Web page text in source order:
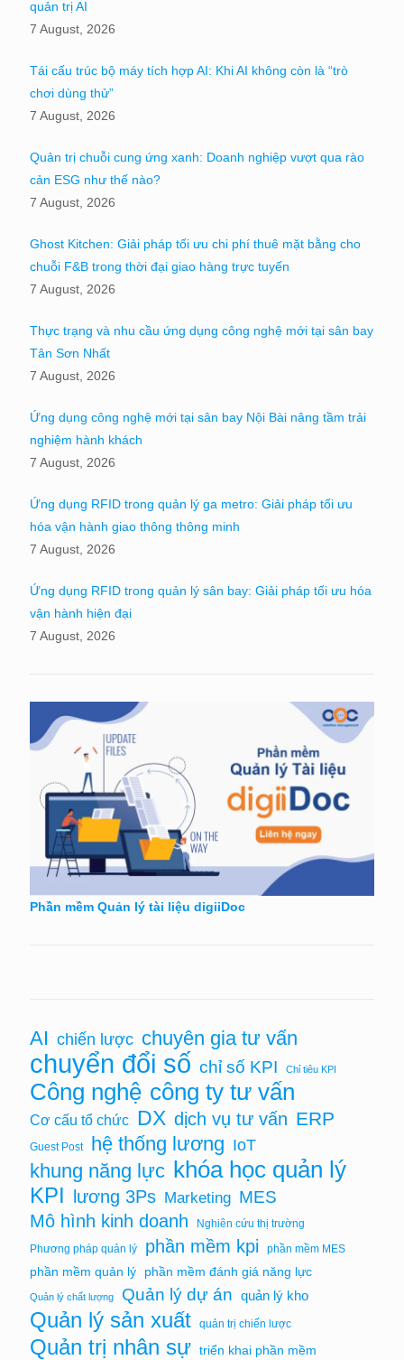
quản trị AI
7 August, 2026
Tái cấu trúc bộ máy tích hợp AI: Khi AI không còn là “trò
chơi dùng thử”
7 August, 2026
Quản trị chuỗi cung ứng xanh: Doanh nghiệp vượt qua rào
cản ESG như thế nào?
7 August, 2026
Ghost Kitchen: Giải pháp tối ưu chi phí thuê mặt bằng cho
chuỗi F&B trong thời đại giao hàng trực tuyến
7 August, 2026
Thực trạng và nhu cầu ứng dụng công nghệ mới tại sân bay
Tân Sơn Nhất
7 August, 2026
Ứng dụng công nghệ mới tại sân bay Nội Bài nâng tầm trải
nghiệm hành khách
7 August, 2026
Ứng dụng RFID trong quản lý ga metro: Giải pháp tối ưu
hóa vận hành giao thông thông minh
7 August, 2026
Ứng dụng RFID trong quản lý sân bay: Giải pháp tối ưu hóa
vận hành hiện đại
7 August, 2026
Phần mềm Quản lý tài liệu digiiDoc
AI chiến lược chuyên gia tư vấn
chuyển đổi số chỉ số KPI Chỉ tiêu KPI
Công nghệ công ty tư vấn
Cơ cấu tổ chức DX dịch vụ tư vấn ERP
Guest Post hệ thống lương IoT
khung năng lực khóa học quản lý
KPI lương 3Ps Marketing MES
Mô hình kinh doanh
Nghiên cứu thị trường
Phương pháp quản lý
phần mềm kpi phần mềm MES
phần mềm quản lý phần mềm đánh giá năng lực
Quản lý chất lượng Quản lý dự án quản lý kho
Quản lý sản xuất quản trị chiến lược
Quản trị nhân sự triển khai phần mềm